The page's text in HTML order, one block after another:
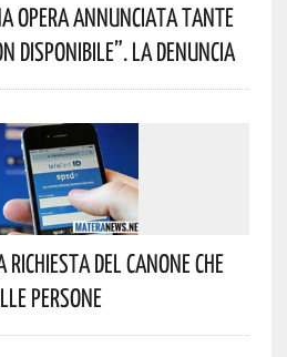
Opera Annunciata Tante
Disponibile”. La Denuncia
Del Canone Che
Persone